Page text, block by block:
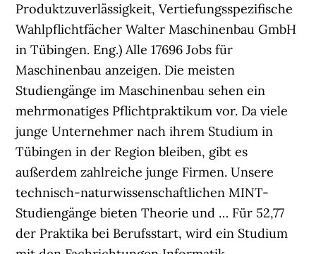
Produktzuverlässigkeit, Vertiefungsspezifische
Wahlpflichtfächer Walter Maschinenbau GmbH
in Tübingen. Eng.) Alle 17696 Jobs für
Maschinenbau anzeigen. Die meisten
Studiengänge im Maschinenbau sehen ein
mehrmonatiges Pflichtpraktikum vor. Da viele
junge Unternehmer nach ihrem Studium in
Tübingen in der Region bleiben, gibt es
außerdem zahlreiche junge Firmen. Unsere
technisch-naturwissenschaftlichen MINT-
Studiengänge bieten Theorie und … Für 52,77
der Praktika bei Berufsstart, wird ein Studium